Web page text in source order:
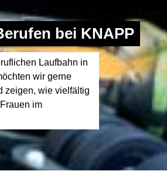
bei KNAPP
Laufbahn in
wir gerne
zeigen, wie vielfältig
im